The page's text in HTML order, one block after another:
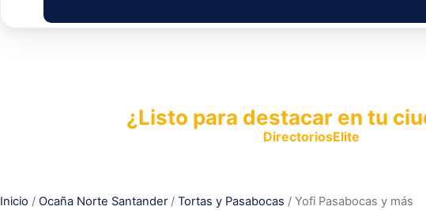
¿Listo para destacar en tu
DirectoriosElite
Inicio / Ocaña Norte Santander/ Tortas y Pasabocas / Yofi Pasabocas y más